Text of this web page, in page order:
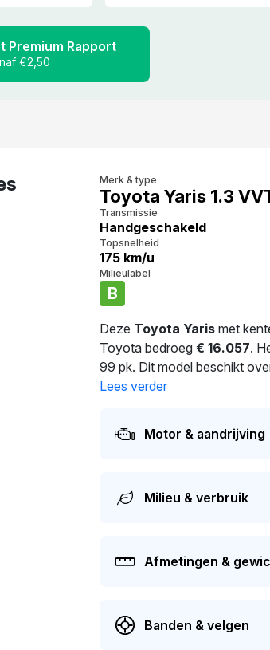
Premium Rapport
€2,50
Merk & type
Toyota Yaris 1.3
Transmissie
Handgeschakeld
Topsnelheid
175 km/u
Milieulabel
B
Deze Toyota Yaris met
Toyota bedroeg € 16.057.
99 pk. Dit model beschikt
auto 5.2 l/100 km. Met een
3 eigenaren gehad in het
Lees verder
Motor & aandrijving
Milieu & verbruik
Afmetingen &
Banden & velgen